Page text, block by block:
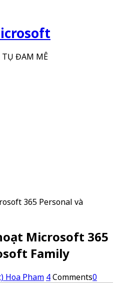
TỤ ĐAM MÊ
Microsoft 365
Family
Hoa Pham 4Comments0